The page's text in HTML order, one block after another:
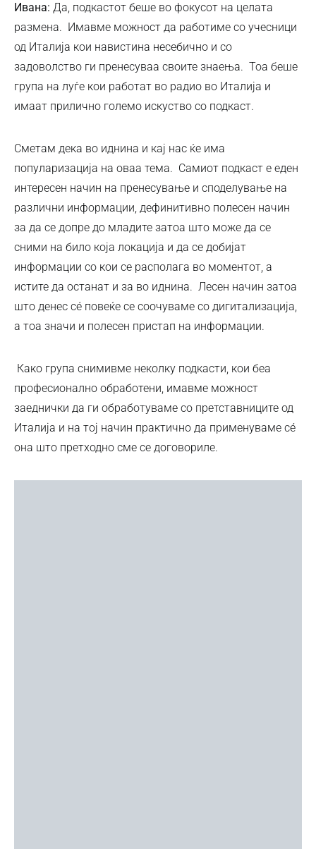
Ивана: Да, подкастот беше во фокусот на целата
размена. Имавме можност да работиме со учесници
од Италија кои навистина несебично и со
задоволство ги пренесуваа своите знаења. Тоа беше
група на луѓе кои работат во радио во Италија и
имаат прилично големо искуство со подкаст.
Сметам дека во иднина и кај нас ќе има
популаризација на оваа тема. Самиот подкаст е еден
интересен начин на пренесување и споделување на
различни информации, дефинитивно полесен начин
за да се допре до младите затоа што може да се
сними на било која локација и да се добијат
информации со кои се располага во моментот, а
истите да останат и за во иднина. Лесен начин затоа
што денес сé повеќе се соочуваме со дигитализација,
а тоа значи и полесен пристап на информации.
Како група снимивме неколку подкасти, кои беа
професионално обработени, имавме можност
заеднички да ги обработуваме со претставниците од
Италија и на тој начин практично да применуваме сé
она што претходно сме се договориле.